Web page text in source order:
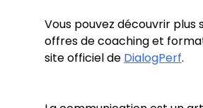
Vous pouvez découvrir plus
offres de coaching et
site officiel de DialogPerf.